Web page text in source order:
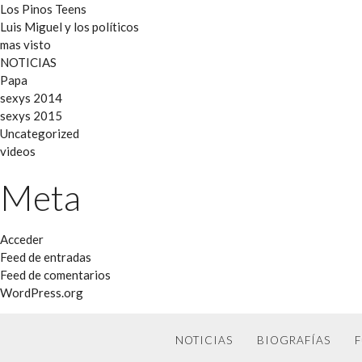
Los Pinos Teens
Luis Miguel y los políticos
mas visto
NOTICIAS
Papa
sexys 2014
sexys 2015
Uncategorized
videos
Meta
Acceder
Feed de entradas
Feed de comentarios
WordPress.org
NOTICIAS BIOGRAFÍAS